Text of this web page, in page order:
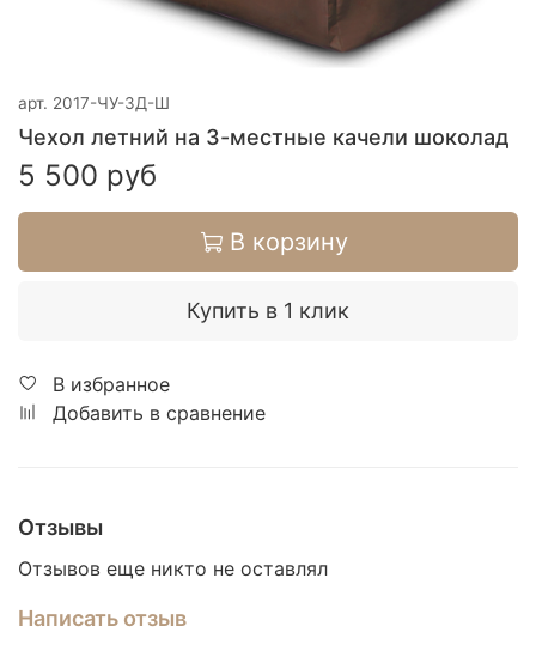
арт. 2017-ЧУ-3Д-Ш
Чехол летний на 3-местные качели шоколад
5 500 руб
В корзину
Купить в 1 клик
В избранное
Добавить в сравнение
Отзывы
Отзывов еще никто не оставлял
Написать отзыв